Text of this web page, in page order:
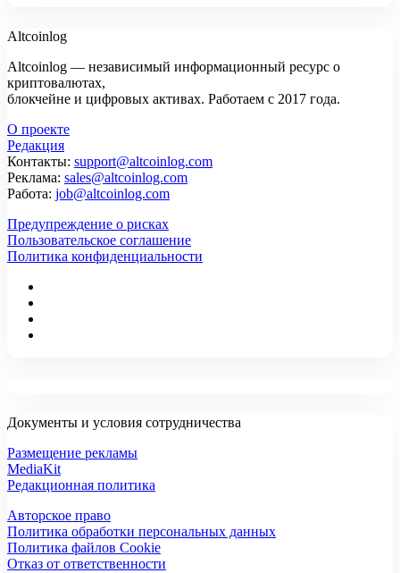
Altcoinlog
Altcoinlog — независимый информационный ресурс о
криптовалютах,
блокчейне и цифровых активах. Работаем с 2017 года.
О проекте
Редакция
Контакты: support@altcoinlog.com
Реклама: sales@altcoinlog.com
Работа: job@altcoinlog.com
Предупреждение о рисках
Пользовательское соглашение
Политика конфиденциальности
Документы и условия сотрудничества
Размещение рекламы
MediaKit
Редакционная политика
Авторское право
Политика обработки персональных данных
Политика файлов Cookie
Отказ от ответственности